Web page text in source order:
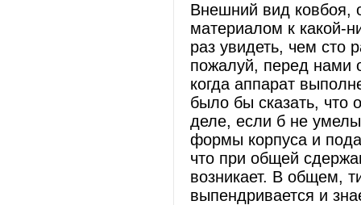
Внешний вид ковбоя,
материалом к какой-
раз увидеть, чем сто
пожалуй, перед нами
когда аппарат
было бы сказать, что
деле, если б не
формы корпуса и
что при общей
возникает. В общем,
выпендривается и